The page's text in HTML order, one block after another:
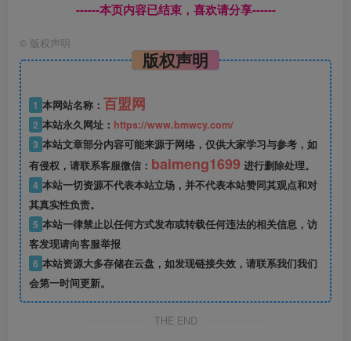
------本页内容已结束，喜欢请分享------
© 版权声明
版权声明
1 本网站名称： 百盟网
2 本站永久网址： https://www.bmwcy.com/
3 本站文章部分内容可能来源于网络，仅供大家学习与参考，如
有侵权，请联系客服微信： baimeng1699 进行删除处理。
4 本站一切资源不代表本站立场，并不代表本站赞同其观点和对
其真实性负责。
5 本站一律禁止以任何方式发布或转载任何违法的相关信息，访
客发现请向客服举报
6 本站资源大多存储在云盘，如发现链接失效，请联系我们我们
会第一时间更新。
THE END